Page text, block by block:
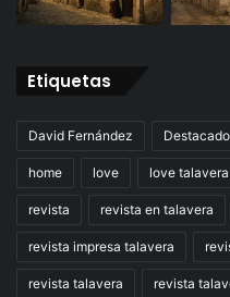
Etiquetas
David Fernández Destacado
home love love talavera
revista revista en talavera
revista impresa talavera
revista talavera revista